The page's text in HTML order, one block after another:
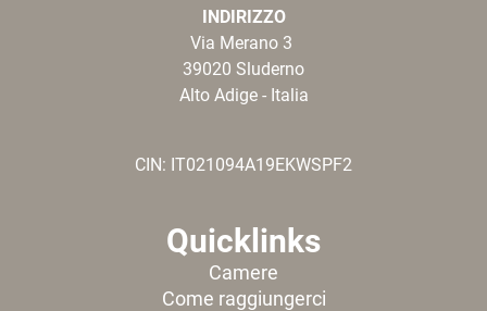
INDIRIZZO
Via Merano 3
39020 Sluderno
Alto Adige - Italia
CIN: IT021094A19EKWSPF2
Quicklinks
Camere
Come raggiungerci